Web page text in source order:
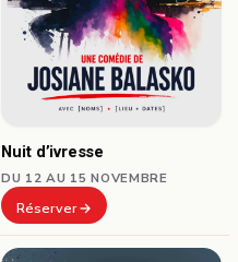
Nuit d’ivresse
DU 12 AU 15 NOVEMBRE
Réserver